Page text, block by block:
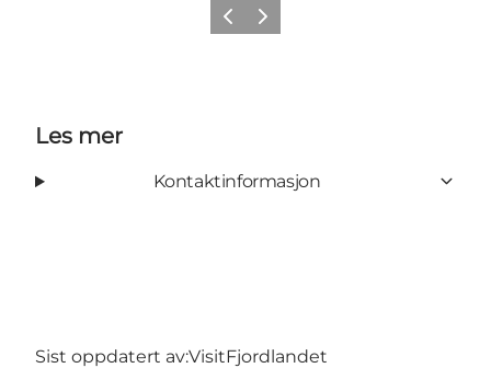
ForrigeNeste
Les mer
Kontaktinformasjon
Sist oppdatert av:VisitFjordlandet